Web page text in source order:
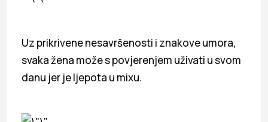
Uz prikrivene nesavršenosti i znakove umora,
svaka žena može s povjerenjem uživati ​​u svom
danu jer je ljepota u mixu.